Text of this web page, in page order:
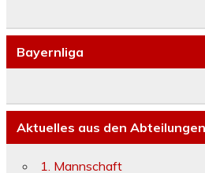
Bayernliga
Aktuelles aus den Abteilungen
1. Mannschaft